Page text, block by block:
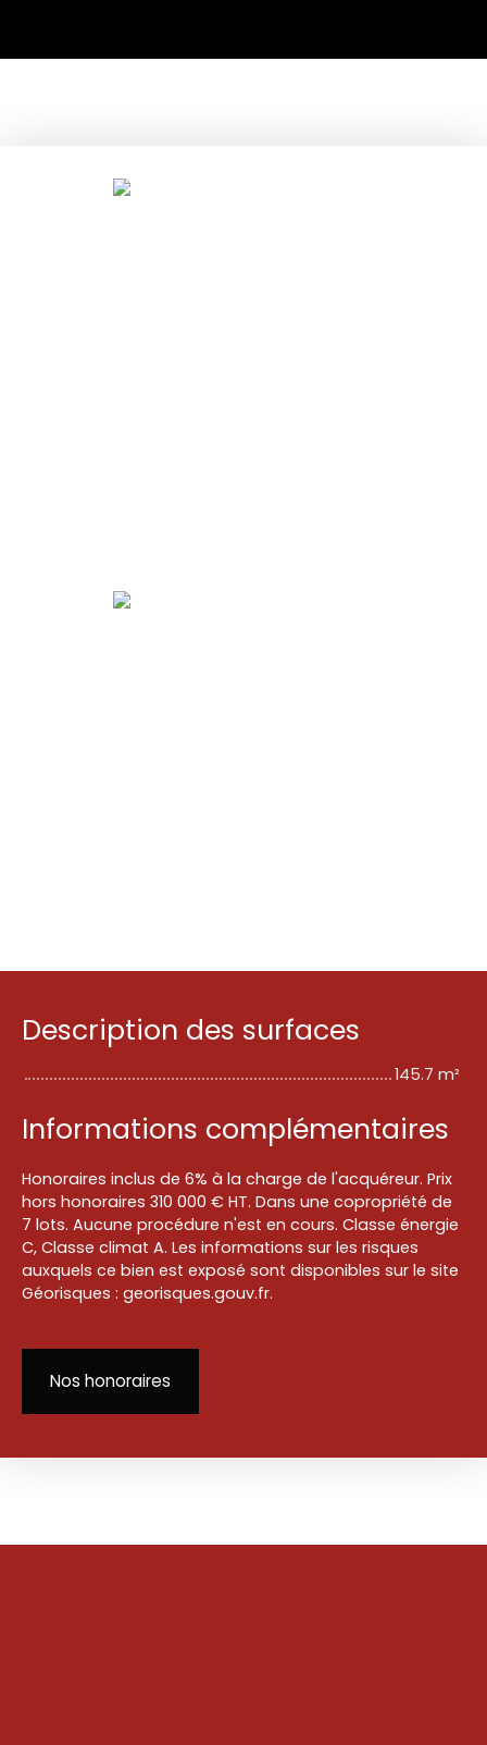
Description des surfaces
145.7 m²
Informations complémentaires
Honoraires inclus de 6% à la charge de l'acquéreur. Prix
hors honoraires 310 000 € HT. Dans une copropriété de
7 lots. Aucune procédure n'est en cours. Classe énergie
C, Classe climat A. Les informations sur les risques
auxquels ce bien est exposé sont disponibles sur le site
Géorisques : georisques.gouv.fr.
Nos honoraires